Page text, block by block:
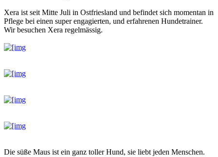
Xera ist seit Mitte Juli in Ostfriesland und befindet sich momentan in
Pflege bei einen super engagierten, und erfahrenen Hundetrainer.
Wir besuchen Xera regelmässig.
Die süße Maus ist ein ganz toller Hund, sie liebt jeden Menschen.